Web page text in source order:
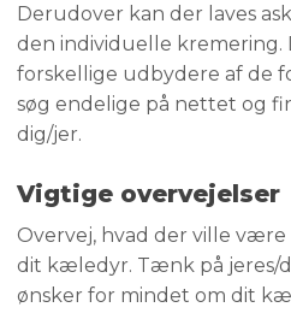
Derudover kan der laves
den individuelle kremering.
forskellige udbydere af de
søg endelige på nettet og
dig/jer.
Vigtige overvejelser
​Overvej, hvad der ville
dit kæledyr. Tænk på jeres/
ønsker for mindet om dit